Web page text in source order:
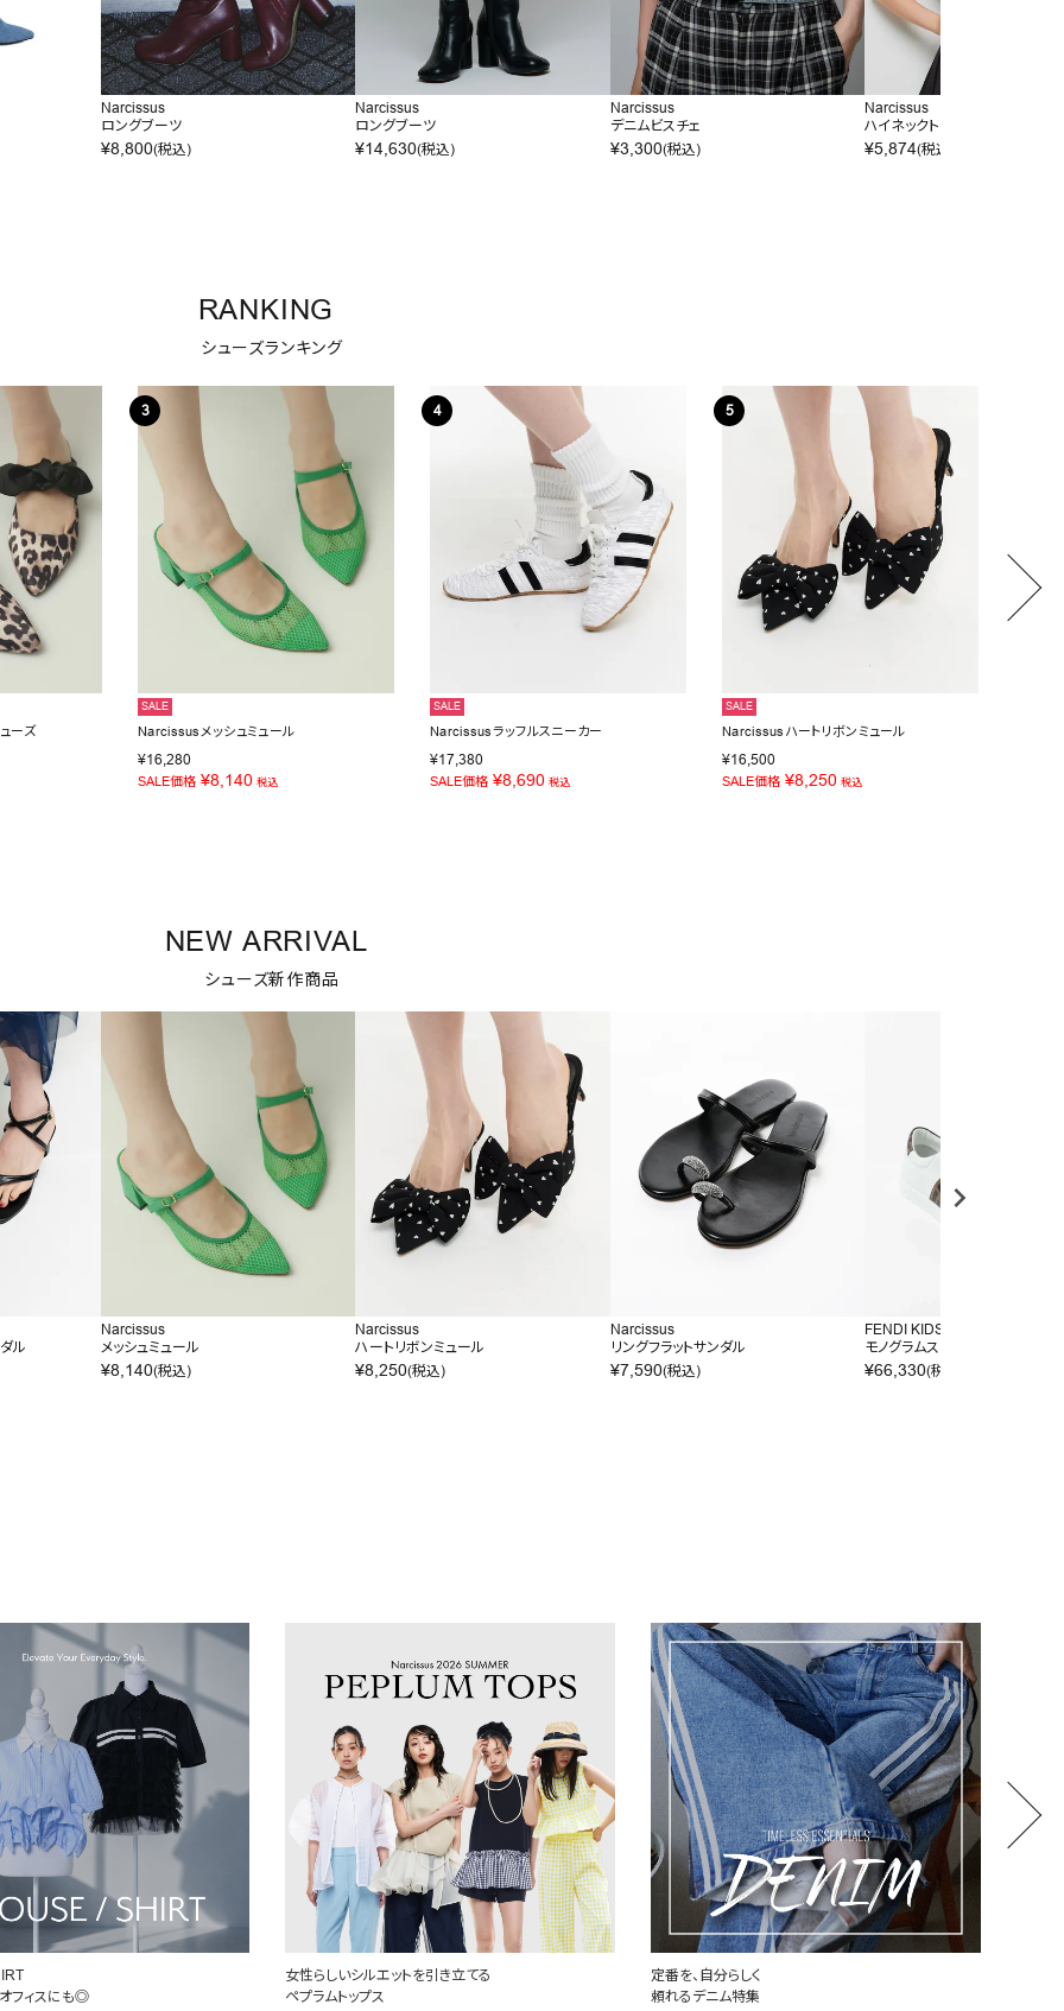
Narcissus
ロングブーツ
¥8,800(税込)
Narcissus
ロングブーツ
¥14,630(税込)
Narcissus
デニムビスチェ
¥3,300(税込)
Narcissus
ハイネックトップス
¥5,874(税込)
RANKING
シューズランキング
ーズ
SALE
Narcissusメッシュミュール
¥16,280
SALE価格 ¥8,140 税込
SALE
Narcissusラッフルスニーカー
¥17,380
SALE価格 ¥8,690 税込
SALE
Narcissusハートリボンミュール
¥16,500
SALE価格 ¥8,250 税込
NEW ARRIVAL
シューズ新作商品
ル
Narcissus
メッシュミュール
¥8,140(税込)
Narcissus
ハートリボンミュール
¥8,250(税込)
Narcissus
リングフラットサンダル
¥7,590(税込)
FENDI KIDS
モノグラムスニーカー
¥66,330(税込)
エットを引き立てる
ス
定番を、自分らしく
頼れるデニム特集
世界中で愛されるハートロゴ
PLAY COMME des GARCONS